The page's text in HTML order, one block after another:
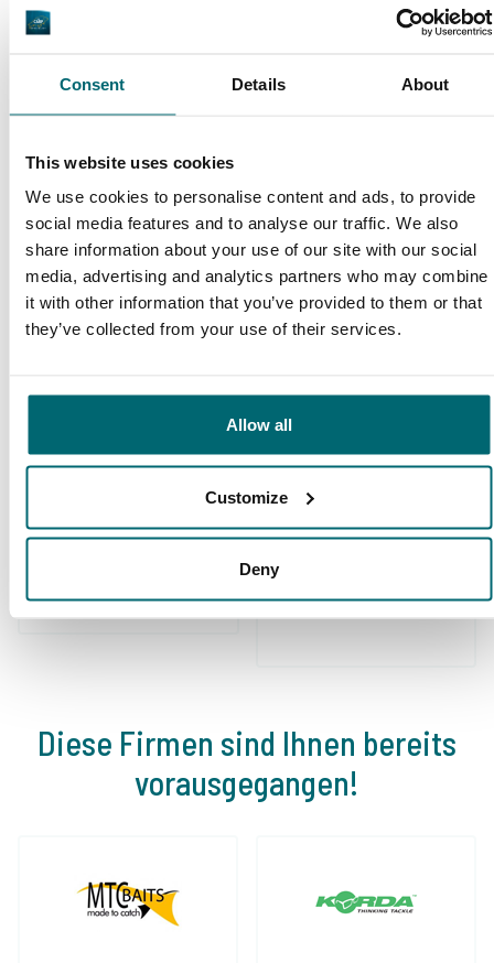
Consent Details About
This website uses cookies
We use cookies to personalise content and ads, to provide
social media features and to analyse our traffic. We also
share information about your use of our site with our social
media, advertising and analytics partners who may combine
it with other information that you’ve provided to them or that
they’ve collected from your use of their services.
Allow all
Customize
Deny
viele Jahre hinweg überzeugen. Die Beratung
nach dem Zahlungseingang an, sondern gleich
vom ersten Gespräch an. Jeroen nimmt sich
immer viel Zeit für uns, beriet bei der – der
Jahreszeit entsprechenden – Wahl des
Gewässers sowie bei der Auswahl der
optimalsten Angelstellen. Das Buchen geht
immer unkompliziert und ist reine Formsache.
Hier bekommt man eine ehrliche Beratung!
Carp Specialist in Angelurlaub.
zufriedene Angler
Karpfenangler
Diese Firmen sind Ihnen bereits
vorausgegangen!